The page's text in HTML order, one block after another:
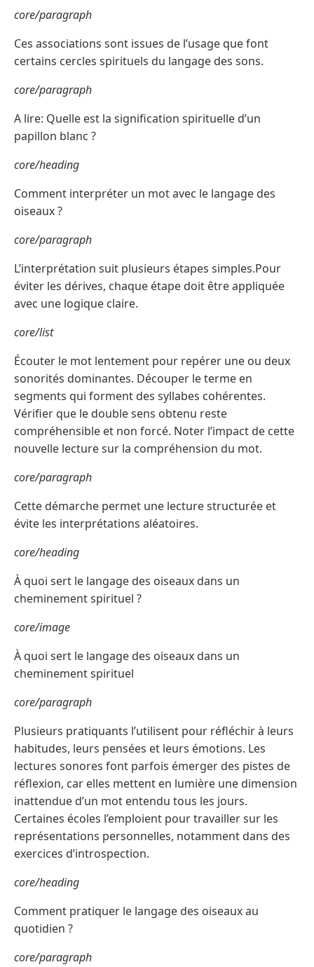
core/paragraph
Ces associations sont issues de l’usage que font
certains cercles spirituels du langage des sons.
core/paragraph
A lire: Quelle est la signification spirituelle d’un
papillon blanc ?
core/heading
Comment interpréter un mot avec le langage des
oiseaux ?
core/paragraph
L’interprétation suit plusieurs étapes simples.Pour
éviter les dérives, chaque étape doit être appliquée
avec une logique claire.
core/list
Écouter le mot lentement pour repérer une ou deux
sonorités dominantes. Découper le terme en
segments qui forment des syllabes cohérentes.
Vérifier que le double sens obtenu reste
compréhensible et non forcé. Noter l’impact de cette
nouvelle lecture sur la compréhension du mot.
core/paragraph
Cette démarche permet une lecture structurée et
évite les interprétations aléatoires.
core/heading
À quoi sert le langage des oiseaux dans un
cheminement spirituel ?
core/image
À quoi sert le langage des oiseaux dans un
cheminement spirituel
core/paragraph
Plusieurs pratiquants l’utilisent pour réfléchir à leurs
habitudes, leurs pensées et leurs émotions. Les
lectures sonores font parfois émerger des pistes de
réflexion, car elles mettent en lumière une dimension
inattendue d’un mot entendu tous les jours.
Certaines écoles l’emploient pour travailler sur les
représentations personnelles, notamment dans des
exercices d’introspection.
core/heading
Comment pratiquer le langage des oiseaux au
quotidien ?
core/paragraph